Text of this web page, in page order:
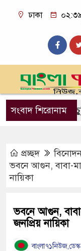
ঢাকা
সংবাদ শিরোনাম
সঙ্গে চুক্তি
প্রচ্ছদ
ভবনে আগুন, বাবা-
নায়িকা
ভবনে আগুন,
জনপ্রিয় নায়িকা
বাংলা৭১নিউজ,ডেস্ক